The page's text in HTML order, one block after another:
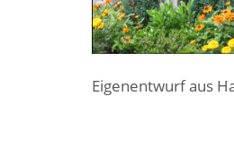
Eigenentwurf aus